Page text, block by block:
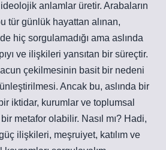
anlamlar üretir. Arabaların
tür günlük hayattan alınan,
hiç sorgulamadığı ama aslında
ve ilişkileri yansıtan bir süreçtir.
çekilmesinin basit bir nedeni
Ancak bu, aslında bir
iktidar, kurumlar ve toplumsal
metafor olabilir. Nasıl mı? Hadi,
ilişkileri, meşruiyet, katılım ve